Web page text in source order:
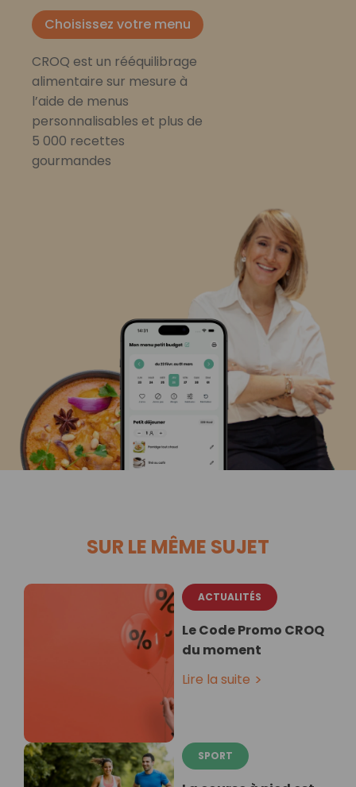
Choisissez votre menu
CROQ est un rééquilibrage
alimentaire sur mesure à
l’aide de menus
personnalisables et plus de
5 000 recettes
gourmandes
SUR LE MÊME SUJET
ACTUALITÉS
Le Code Promo CROQ
du moment
Lire la suite
SPORT